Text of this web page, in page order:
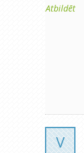
Atbildēt
V